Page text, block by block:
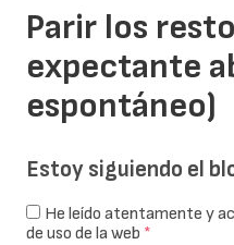
Parir los
expectante
espontáneo)
Estoy siguiendo el
He leído atentamente y
de uso de la web *